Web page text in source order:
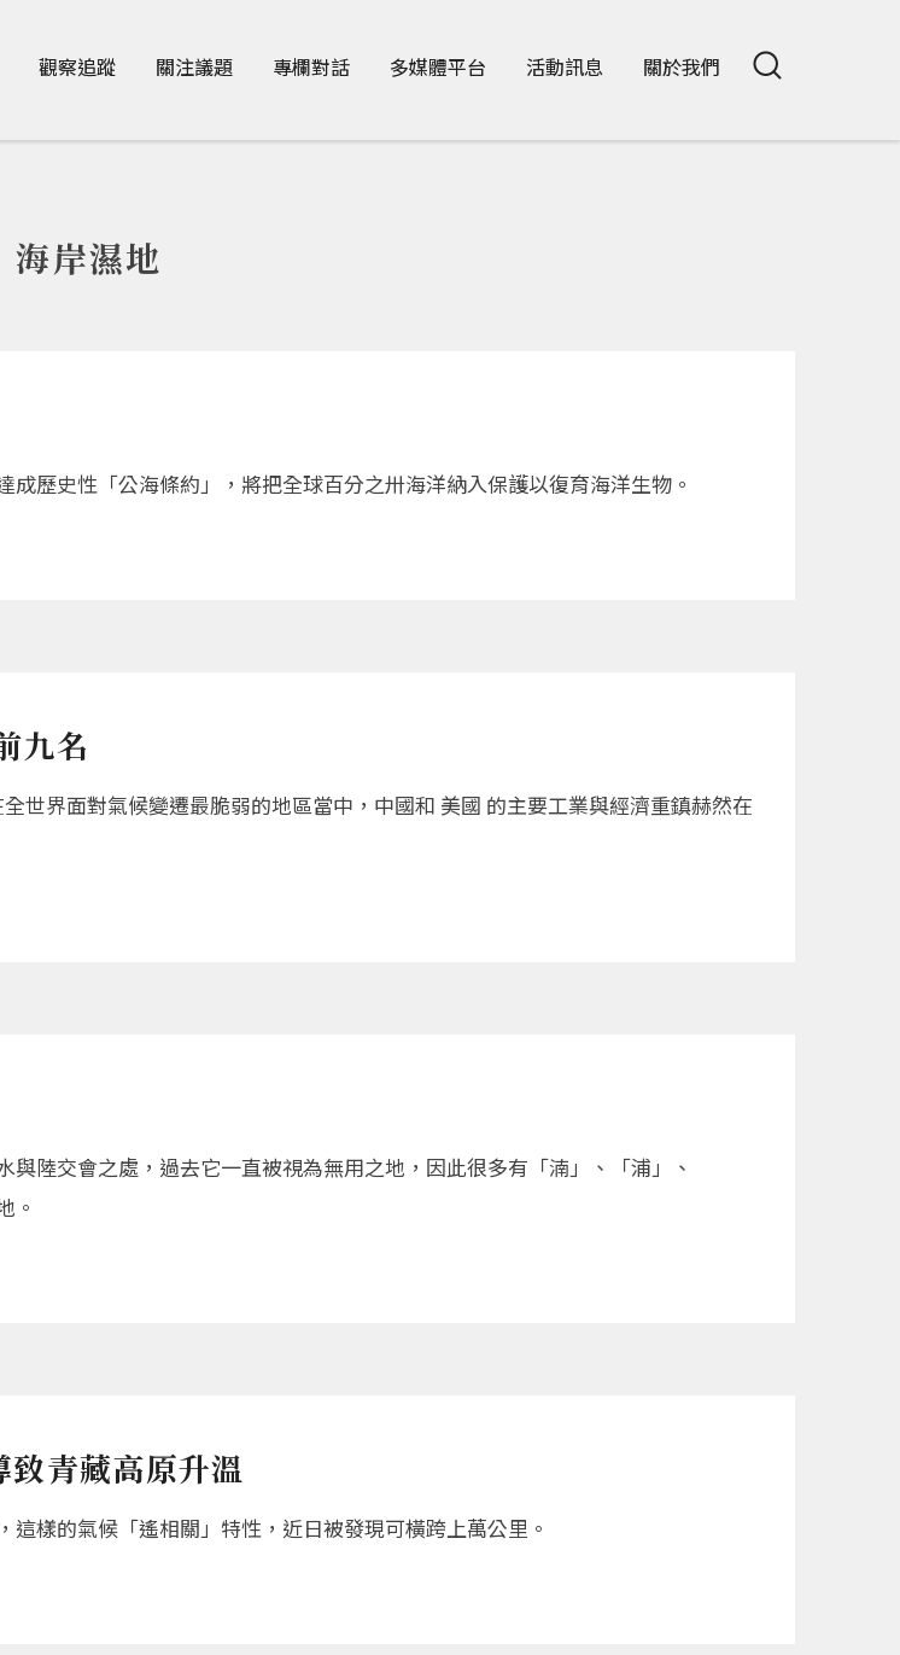
觀察追蹤 關注議題 專欄對話 多媒體平台 活動訊息 關於我們
海岸濕地
歷史性「公海條約」，將把全球百分之卅海洋納入保護以復育海洋生物。
九名
世界面對氣候變遷最脆弱的地區當中，中國和 美國 的主要工業與經濟重鎮赫然在
陸交會之處，過去它一直被視為無用之地，因此很多有「湳」、「浦」、
。
青藏高原升溫
樣的氣候「遙相關」特性，近日被發現可橫跨上萬公里。